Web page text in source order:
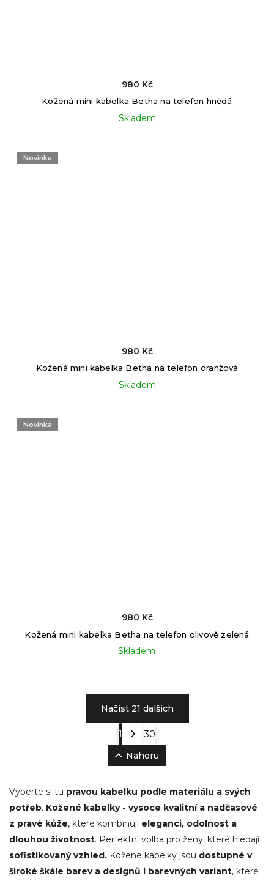
Kožená mini kabelka Betha na telefon hnědá
Skladem
980 Kč
Novinka
Kožená mini kabelka Betha na telefon oranžová
Skladem
980 Kč
Novinka
Kožená mini kabelka Betha na telefon olivově zelená
Skladem
980 Kč
Načíst 21 dalších
1
30
Nahoru
Vyberte si tu pravou kabelku podle materiálu a svých
potřeb. Kožené kabelky - vysoce kvalitní a nadčasové
z pravé kůže, které kombinují eleganci, odolnost a
dlouhou životnost. Perfektní volba pro ženy, které hledají
sofistikovaný vzhled. Kožené kabelky jsou dostupné v
široké škále barev a designů i barevných variant, které